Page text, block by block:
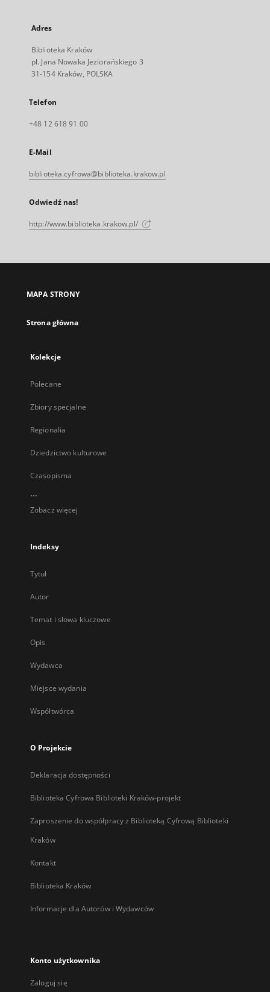
Adres
Biblioteka Kraków
pl. Jana Nowaka Jeziorańskiego 3
31-154 Kraków, POLSKA
Telefon
+48 12 618 91 00
E-Mail
biblioteka.cyfrowa@biblioteka.krakow.pl
Odwiedź nas!
http://www.biblioteka.krakow.pl/
MAPA STRONY
Strona główna
Kolekcje
Polecane
Zbiory specjalne
Regionalia
Dziedzictwo kulturowe
Czasopisma
...
Zobacz więcej
Indeksy
Tytuł
Autor
Temat i słowa kluczowe
Opis
Wydawca
Miejsce wydania
Współtwórca
O Projekcie
Deklaracja dostępności
Biblioteka Cyfrowa Biblioteki Kraków-projekt
Zaproszenie do współpracy z Biblioteką Cyfrową Biblioteki
Kraków
Kontakt
Biblioteka Kraków
Informacje dla Autorów i Wydawców
Konto użytkownika
Zaloguj się